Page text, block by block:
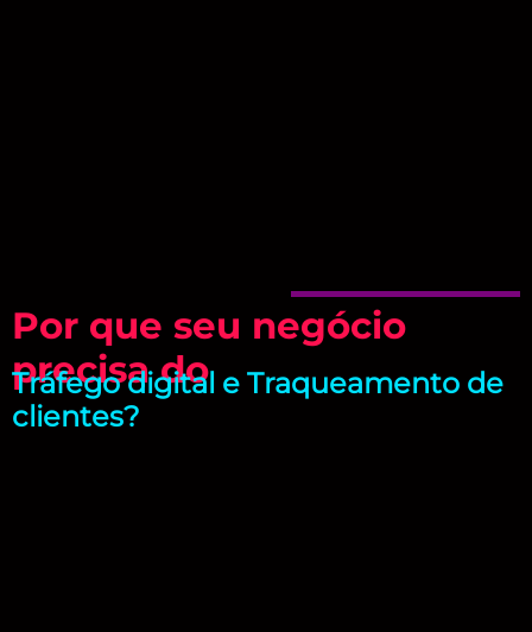
Por que seu negócio
precisa do
Tráfego digital e Traqueamento de
clientes?